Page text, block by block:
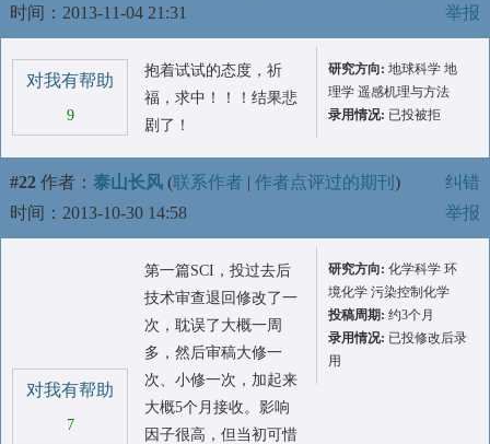
时间：2013-11-04 21:31
举报
对我有帮助
9
抱着试试的态度，祈
福，求中！！！结果悲
剧了！
研究方向: 地球科学 地
理学 遥感机理与方法
录用情况: 已投被拒
#22 作者： 泰山长风 (联系作者 | 作者点评过的期刊 )
时间：2013-10-30 14:58
纠错
举报
对我有帮助
7
第一篇SCI，投过去后
技术审查退回修改了一
次，耽误了大概一周
多，然后审稿大修一
次、小修一次，加起来
大概5个月接收。影响
因子很高，但当初可惜
研究方向: 化学科学 环
境化学 污染控制化学
投稿周期: 约3个月
录用情况: 已投修改后录
用